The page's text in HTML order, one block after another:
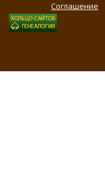
Соглашение